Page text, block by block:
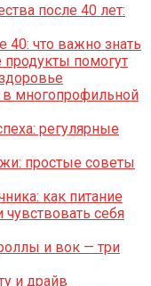
после 40 лет:
40: что важно знать
продукты помогут
многопрофильной
регулярные
простые советы
как питание
себя
и вок — три
и драйв